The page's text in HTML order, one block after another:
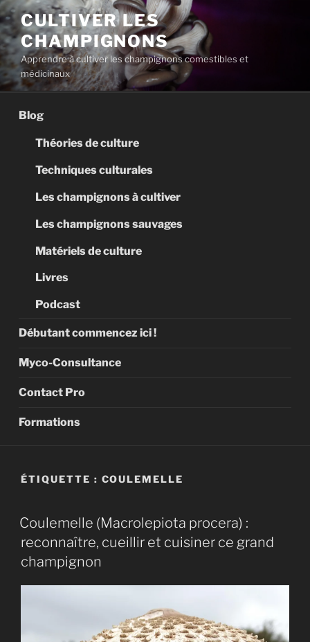
Aller
au
contenu
principal
CULTIVER LES
CHAMPIGNONS
Apprendre à cultiver les champignons comestibles et
médicinaux
Blog
Théories de culture
Techniques culturales
Les champignons à cultiver
Les champignons sauvages
Matériels de culture
Livres
Podcast
Débutant commencez ici !
Myco-Consultance
Contact Pro
Formations
ÉTIQUETTE : COULEMELLE
Coulemelle (Macrolepiota procera) :
reconnaître, cueillir et cuisiner ce grand
champignon